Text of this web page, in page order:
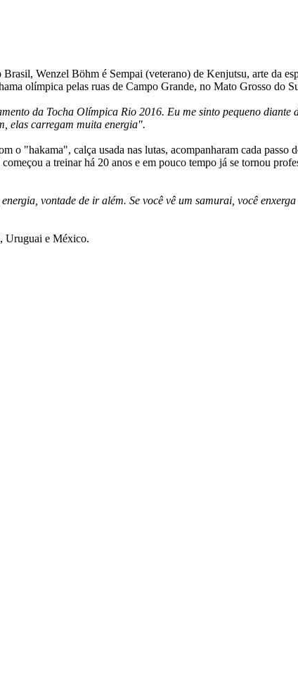
Wenzel Böhm é Sempai (veterano) de Kenjutsu, arte da
olímpica pelas ruas de Campo Grande, no Mato Grosso do
da Tocha Olímpica Rio 2016. Eu me sinto pequeno diante
elas carregam muita energia".
o "hakama", calça usada nas lutas, acompanharam cada passo
a treinar há 20 anos e em pouco tempo já se tornou
vontade de ir além. Se você vê um samurai, você
Uruguai e México.